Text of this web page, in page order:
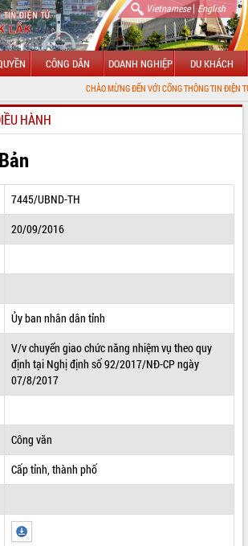
Vietnamese| English
CÔNG DÂN DOANH NGHIỆP DU KHÁCH
CHÀO MỪNG ĐẾN VỚI CỔNG THÔNG TIN ĐIỆN TỬ TỈNH ĐẮK
HÀNH
7445/UBND-TH
20/09/2016
Ủy ban nhân dân tỉnh
V/v chuyển giao chức năng nhiệm vụ theo quy
định tại Nghị định số 92/2017/NĐ-CP ngày
07/8/2017
Công văn
Cấp tỉnh, thành phố